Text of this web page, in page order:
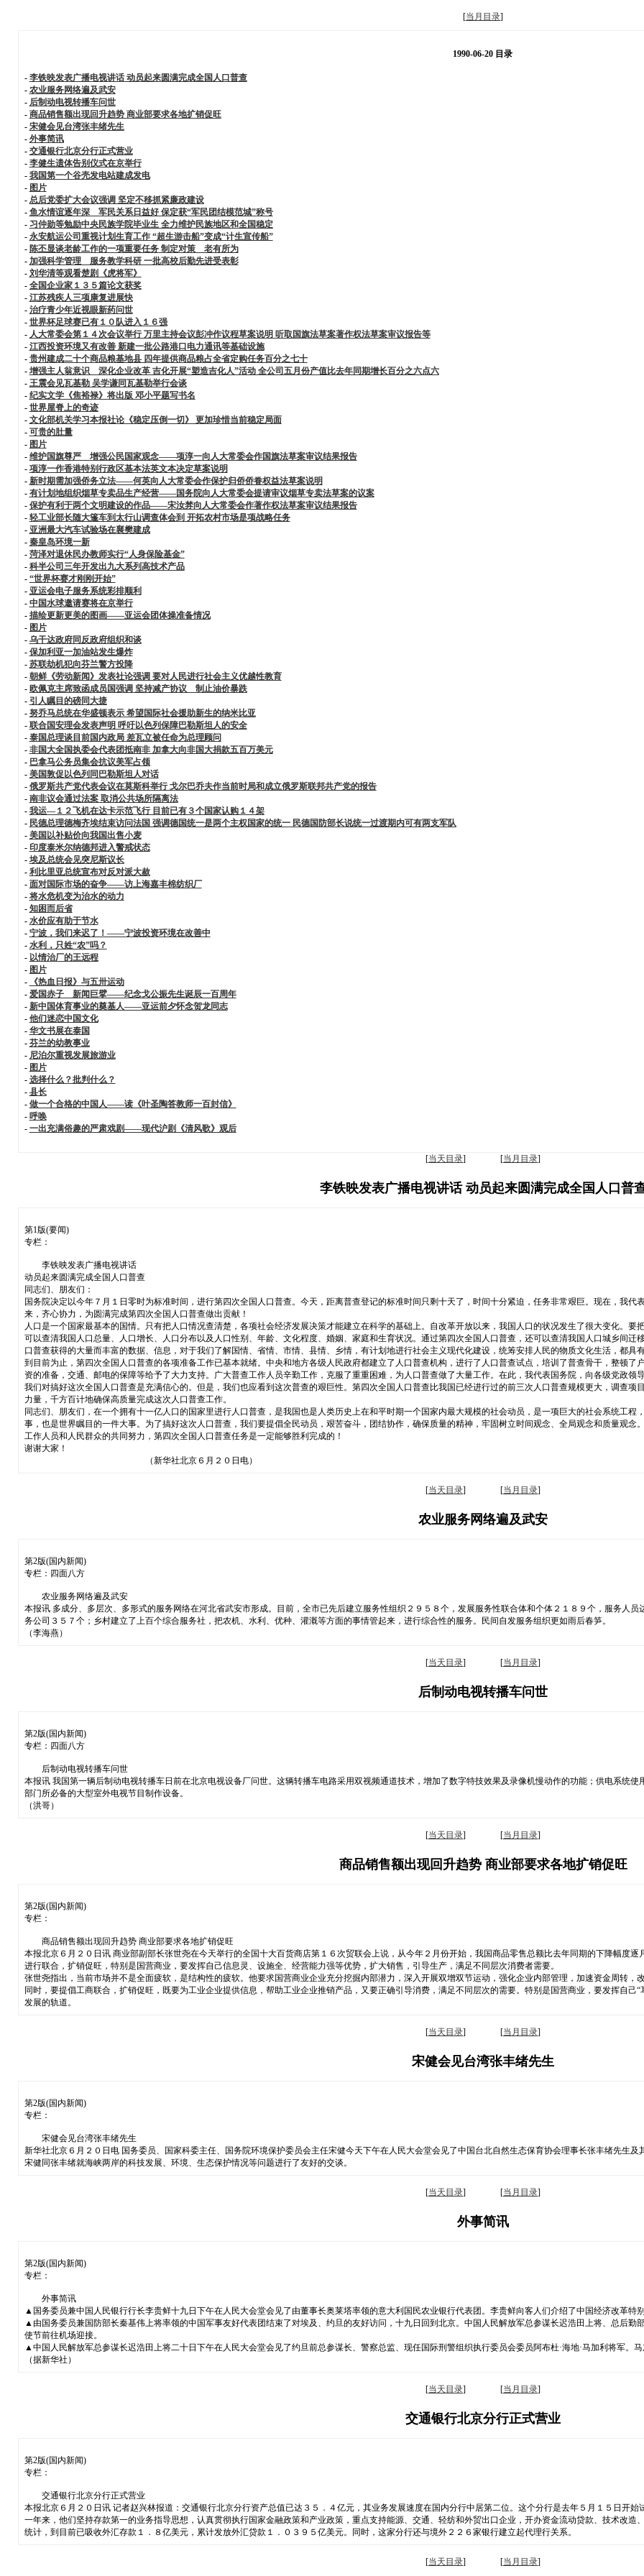
[当月目录]
1990-06-20 目录
- 李铁映发表广播电视讲话 动员起来圆满完成全国人口普查
- 农业服务网络遍及武安
- 后制动电视转播车问世
- 商品销售额出现回升趋势 商业部要求各地扩销促旺
- 宋健会见台湾张丰绪先生
- 外事简讯
- 交通银行北京分行正式营业
- 李健生遗体告别仪式在京举行
- 我国第一个谷壳发电站建成发电
- 图片
- 总后党委扩大会议强调 坚定不移抓紧廉政建设
- 鱼水情谊逐年深 军民关系日益好 保定获“军民团结模范城”称号
- 习仲勋等勉励中央民族学院毕业生 全力维护民族地区和全国稳定
- 永安航运公司重视计划生育工作 “超生游击船”变成“计生宣传船”
- 陈丕显谈老龄工作的一项重要任务 制定对策 老有所为
- 加强科学管理 服务教学科研 一批高校后勤先进受表彰
- 刘华清等观看楚剧《虎将军》
- 全国企业家１３５篇论文获奖
- 江苏残疾人三项康复进展快
- 治疗青少年近视眼新药问世
- 世界杯足球赛已有１０队进入１６强
- 人大常委会第１４次会议举行 万里主持会议彭冲作议程草案说明 听取国旗法草案著作权法草案审议报告等
- 江西投资环境又有改善 新建一批公路港口电力通讯等基础设施
- 贵州建成二十个商品粮基地县 四年提供商品粮占全省定购任务百分之七十
- 增强主人翁意识 深化企业改革 吉化开展“塑造吉化人”活动 全公司五月份产值比去年同期增长百分之六点六
- 王震会见瓦基勒 吴学谦同瓦基勒举行会谈
- 纪实文学《焦裕禄》将出版 邓小平题写书名
- 世界屋脊上的奇迹
- 文化部机关学习本报社论《稳定压倒一切》 更加珍惜当前稳定局面
- 可贵的肚量
- 图片
- 维护国旗尊严 增强公民国家观念——项淳一向人大常委会作国旗法草案审议结果报告
- 项淳一作香港特别行政区基本法英文本决定草案说明
- 新时期需加强侨务立法——何英向人大常委会作保护归侨侨眷权益法草案说明
- 有计划地组织烟草专卖品生产经营——国务院向人大常委会提请审议烟草专卖法草案的议案
- 保护有利于两个文明建设的作品——宋汝棼向人大常委会作著作权法草案审议结果报告
- 轻工业部长随大篷车到太行山调查体会到 开拓农村市场是项战略任务
- 亚洲最大汽车试验场在襄樊建成
- 秦皇岛环境一新
- 菏泽对退休民办教师实行“人身保险基金”
- 科半公司三年开发出九大系列高技术产品
- “世界杯赛才刚刚开始”
- 亚运会电子服务系统彩排顺利
- 中国水球邀请赛将在京举行
- 描绘更新更美的图画——亚运会团体操准备情况
- 图片
- 乌干达政府同反政府组织和谈
- 保加利亚一加油站发生爆炸
- 苏联劫机犯向芬兰警方投降
- 朝鲜《劳动新闻》发表社论强调 要对人民进行社会主义优越性教育
- 欧佩克主席致函成员国强调 坚持减产协议 制止油价暴跌
- 引人瞩目的磅同大捷
- 努乔马总统在华盛顿表示 希望国际社会援助新生的纳米比亚
- 联合国安理会发表声明 呼吁以色列保障巴勒斯坦人的安全
- 泰国总理谈目前国内政局 差瓦立被任命为总理顾问
- 非国大全国执委会代表团抵南非 加拿大向非国大捐款五百万美元
- 巴拿马公务员集会抗议美军占领
- 美国敦促以色列同巴勒斯坦人对话
- 俄罗斯共产党代表会议在莫斯科举行 戈尔巴乔夫作当前时局和成立俄罗斯联邦共产党的报告
- 南非议会通过法案 取消公共场所隔离法
- 我运—１２飞机在达卡示范飞行 目前已有３个国家认购１４架
- 民德总理德梅齐埃结束访问法国 强调德国统一是两个主权国家的统一 民德国防部长说统一过渡期内可有两支军队
- 美国以补贴价向我国出售小麦
- 印度泰米尔纳德邦进入警戒状态
- 埃及总统会见突尼斯议长
- 利比里亚总统宣布对反对派大赦
- 面对国际市场的奋争——访上海嘉丰棉纺织厂
- 将水危机变为治水的动力
- 知困而后省
- 水价应有助于节水
- 宁波，我们来迟了！——宁波投资环境在改善中
- 水利，只姓“农”吗？
- 以情治厂的王远程
- 图片
-
《热血日报》与五卅运动
- 爱国赤子 新闻巨擘——纪念戈公振先生诞辰一百周年
- 新中国体育事业的奠基人——亚运前夕怀念贺龙同志
- 他们迷恋中国文化
- 华文书展在泰国
- 芬兰的幼教事业
- 尼泊尔重视发展旅游业
- 图片
- 选择什么？批判什么？
- 县长
- 做一个合格的中国人——读《叶圣陶答教师一百封信》
- 呼唤
- 一出充满俗趣的严肃戏剧——现代沪剧《清风歌》观后
[当天目录] [当月目录]
李铁映发表广播电视讲话 动员起来圆满完成全国人口普
第1版(要闻)
专栏：
李铁映发表广播电视讲话
动员起来圆满完成全国人口普查
同志们、朋友们：
国务院决定以今年７月１日零时为标准时间，进行第四次全国人口普查。今天，距离普查登记的标准时间只剩十天了，时间十分紧迫，任务非常艰巨。现在，我
来，齐心协力，为圆满完成第四次全国人口普查做出贡献！
人口是一个国家最基本的国情。只有把人口情况查清楚，各项社会经济发展决策才能建立在科学的基础上。自改革开放以来，我国人口的状况发生了很大变化。
可以查清我国人口总量、人口增长、人口分布以及人口性别、年龄、文化程度、婚姻、家庭和生育状况。通过第四次全国人口普查，还可以查清我国人口城乡间
口普查获得的大量而丰富的数据、信息，对于我们了解国情、省情、市情、县情、乡情，有计划地进行社会主义现代化建设，统筹安排人民的物质文化生活，都具
到目前为止，第四次全国人口普查的各项准备工作已基本就绪。中央和地方各级人民政府都建立了人口普查机构，进行了人口普查试点，培训了普查骨干，整顿
资的准备，交通、邮电的保障等给予了大力支持。广大普查工作人员辛勤工作，克服了重重困难，为人口普查做了大量工作。在此，我代表国务院，向各级党政
我们对搞好这次全国人口普查是充满信心的。但是，我们也应看到这次普查的艰巨性。第四次全国人口普查比我国已经进行过的前三次人口普查规模更大，调查
力量，千方百计地确保高质量完成这次人口普查工作。
同志们、朋友们，在一个拥有十一亿人口的国家里进行人口普查，是我国也是人类历史上在和平时期一个国家内最大规模的社会动员，是一项巨大的社会系统工
事，也是世界瞩目的一件大事。为了搞好这次人口普查，我们要提倡全民动员，艰苦奋斗，团结协作，确保质量的精神，牢固树立时间观念、全局观念和质量观
工作人员和人民群众的共同努力，第四次全国人口普查任务是一定能够胜利完成的！
谢谢大家！
（新华社北京６月２０日电）
[当天目录] [当月目录]
农业服务网络遍及武安
第2版(国内新闻)
专栏：四面八方
农业服务网络遍及武安
本报讯 多成分、多层次、多形式的服务网络在河北省武安市形成。目前，全市已先后建立服务性组织２９５８个，发展服务性联合体和个体２１８９个，服务人
务公司３５７个；乡村建立了上百个综合服务社，把农机、水利、优种、灌溉等方面的事情管起来，进行综合性的服务。民间自发服务组织更如雨后春笋。
（李海燕）
[当天目录] [当月目录]
后制动电视转播车问世
第2版(国内新闻)
专栏：四面八方
后制动电视转播车问世
本报讯 我国第一辆后制动电视转播车日前在北京电视设备厂问世。这辆转播车电路采用双视频通道技术，增加了数字特技效果及录像机慢动作的功能；供电系统
部门所必备的大型室外电视节目制作设备。
（洪哥）
[当天目录] [当月目录]
商品销售额出现回升趋势 商业部要求各地扩销促旺
第2版(国内新闻)
专栏：
商品销售额出现回升趋势 商业部要求各地扩销促旺
本报北京６月２０日讯 商业部副部长张世尧在今天举行的全国十大百货商店第１６次贸联会上说，从今年２月份开始，我国商品零售总额比去年同期的下降幅度
进行联合，扩销促旺，特别是国营商业，要发挥自己信息灵、设施全、经营能力强等优势，扩大销售，引导生产，满足不同层次消费者需要。
张世尧指出，当前市场并不是全面疲软，是结构性的疲软。他要求国营商业企业充分挖掘内部潜力，深入开展双增双节运动，强化企业内部管理，加速资金周转，
同时，要提倡工商联合，扩销促旺，既要为工业企业提供信息，帮助工业企业推销产品，又要正确引导消费，满足不同层次的需要。特别是国营商业，要发挥自
发展的轨道。
[当天目录] [当月目录]
宋健会见台湾张丰绪先生
第2版(国内新闻)
专栏：
宋健会见台湾张丰绪先生
新华社北京６月２０日电 国务委员、国家科委主任、国务院环境保护委员会主任宋健今天下午在人民大会堂会见了中国台北自然生态保育协会理事长张丰绪先生及
宋健同张丰绪就海峡两岸的科技发展、环境、生态保护情况等问题进行了友好的交谈。
[当天目录] [当月目录]
外事简讯
第2版(国内新闻)
专栏：
外事简讯
▲国务委员兼中国人民银行行长李贵鲜十九日下午在人民大会堂会见了由董事长奥莱塔率领的意大利国民农业银行代表团。李贵鲜向客人们介绍了中国经济改革特
▲由国务委员兼国防部长秦基伟上将率领的中国军事友好代表团结束了对埃及、约旦的友好访问，十九日回到北京。中国人民解放军总参谋长迟浩田上将、总后
使节前往机场迎接。
▲中国人民解放军总参谋长迟浩田上将二十日下午在人民大会堂会见了约旦前总参谋长、警察总监、现任国际刑警组织执行委员会委员阿布杜·海地·马加利将军。
（据新华社）
[当天目录] [当月目录]
交通银行北京分行正式营业
第2版(国内新闻)
专栏：
交通银行北京分行正式营业
本报北京６月２０日讯 记者赵兴林报道：交通银行北京分行资产总值已达３５．４亿元，其业务发展速度在国内分行中居第二位。这个分行是去年５月１５日开始
一年来，他们坚持存款第一的业务指导思想，认真贯彻执行国家金融政策和产业政策，重点支持能源、交通、轻纺和外贸出口企业，开办资金流动贷款、技术改
统计，到目前已吸收外汇存款１．８亿美元，累计发放外汇贷款１．０３９５亿美元。同时，这家分行还与境外２２６家银行建立起代理行关系。
[当天目录] [当月目录]